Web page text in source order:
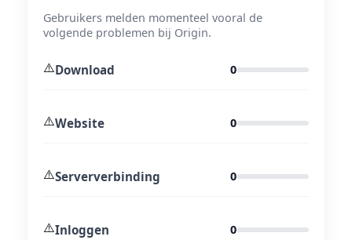
Gebruikers melden momenteel vooral de
volgende problemen bij Origin.
⚠️Download 0
⚠️Website 0
⚠️Serververbinding 0
⚠️Inloggen 0